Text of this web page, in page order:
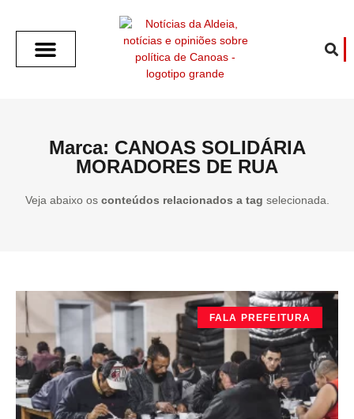
Marca: CANOAS SOLIDÁRIA
MORADORES DE RUA
Veja abaixo os conteúdos relacionados a tag selecionada.
FALA PREFEITURA